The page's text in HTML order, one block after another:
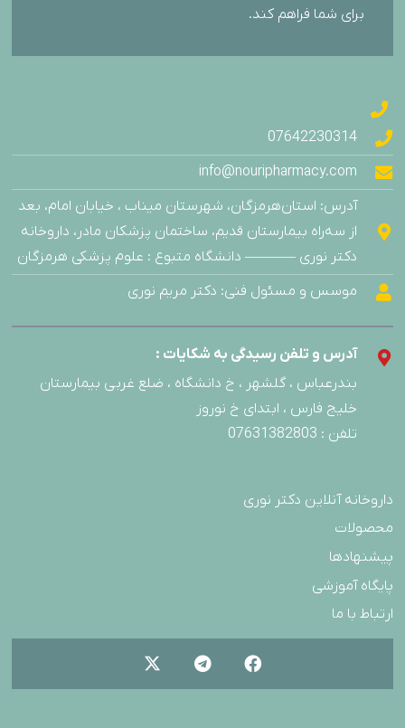
برای شما فراهم کند.
07642230314
info@nouripharmacy.com
آدرس: استان‌هرمزگان، شهرستان میناب ، خیابان امام، بعد
از سه‌راه بیمارستان قدیم، ساختمان پزشکان مادر، داروخانه
دکتر نوری ———– دانشگاه متبوع : علوم پزشکی هرمزگان
موسس و مسئول فنی: دکتر مریم نوری
آدرس و تلفن رسیدگی به شکایات :
بندرعباس ، گلشهر ، خ دانشگاه ، ضلع غربی بیمارستان
خلیج فارس ، ابتدای خ نوروز
تلفن : 07631382803
داروخانه آنلاین دکتر نوری
محصولات
پیشنهادها
پایگاه آموزشی
ارتباط با ما